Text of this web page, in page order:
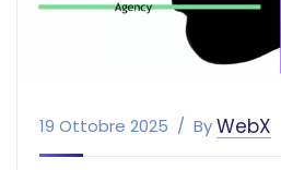
19 Ottobre 2025 ByWebX